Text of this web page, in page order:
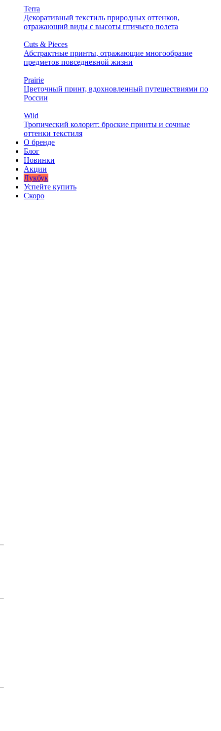
Terra
Декоративный текстиль природных оттенков,
отражающий виды с высоты птичьего полета
Cuts & Pieces
Абстрактные принты, отражающие многообразие
предметов повседневной жизни
Prairie
Цветочный принт, вдохновленный путешествиями по
России
Wild
Тропический колорит: броские принты и сочные
оттенки текстиля
О бренде
Блог
Новинки
Акции
Лукбук
Успейте купить
Скоро